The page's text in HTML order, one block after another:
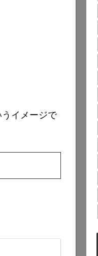
イメージで